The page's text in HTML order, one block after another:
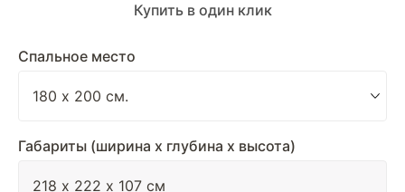
Спальное место
Габариты (ширина х глубина х высота)
Купить в один клик